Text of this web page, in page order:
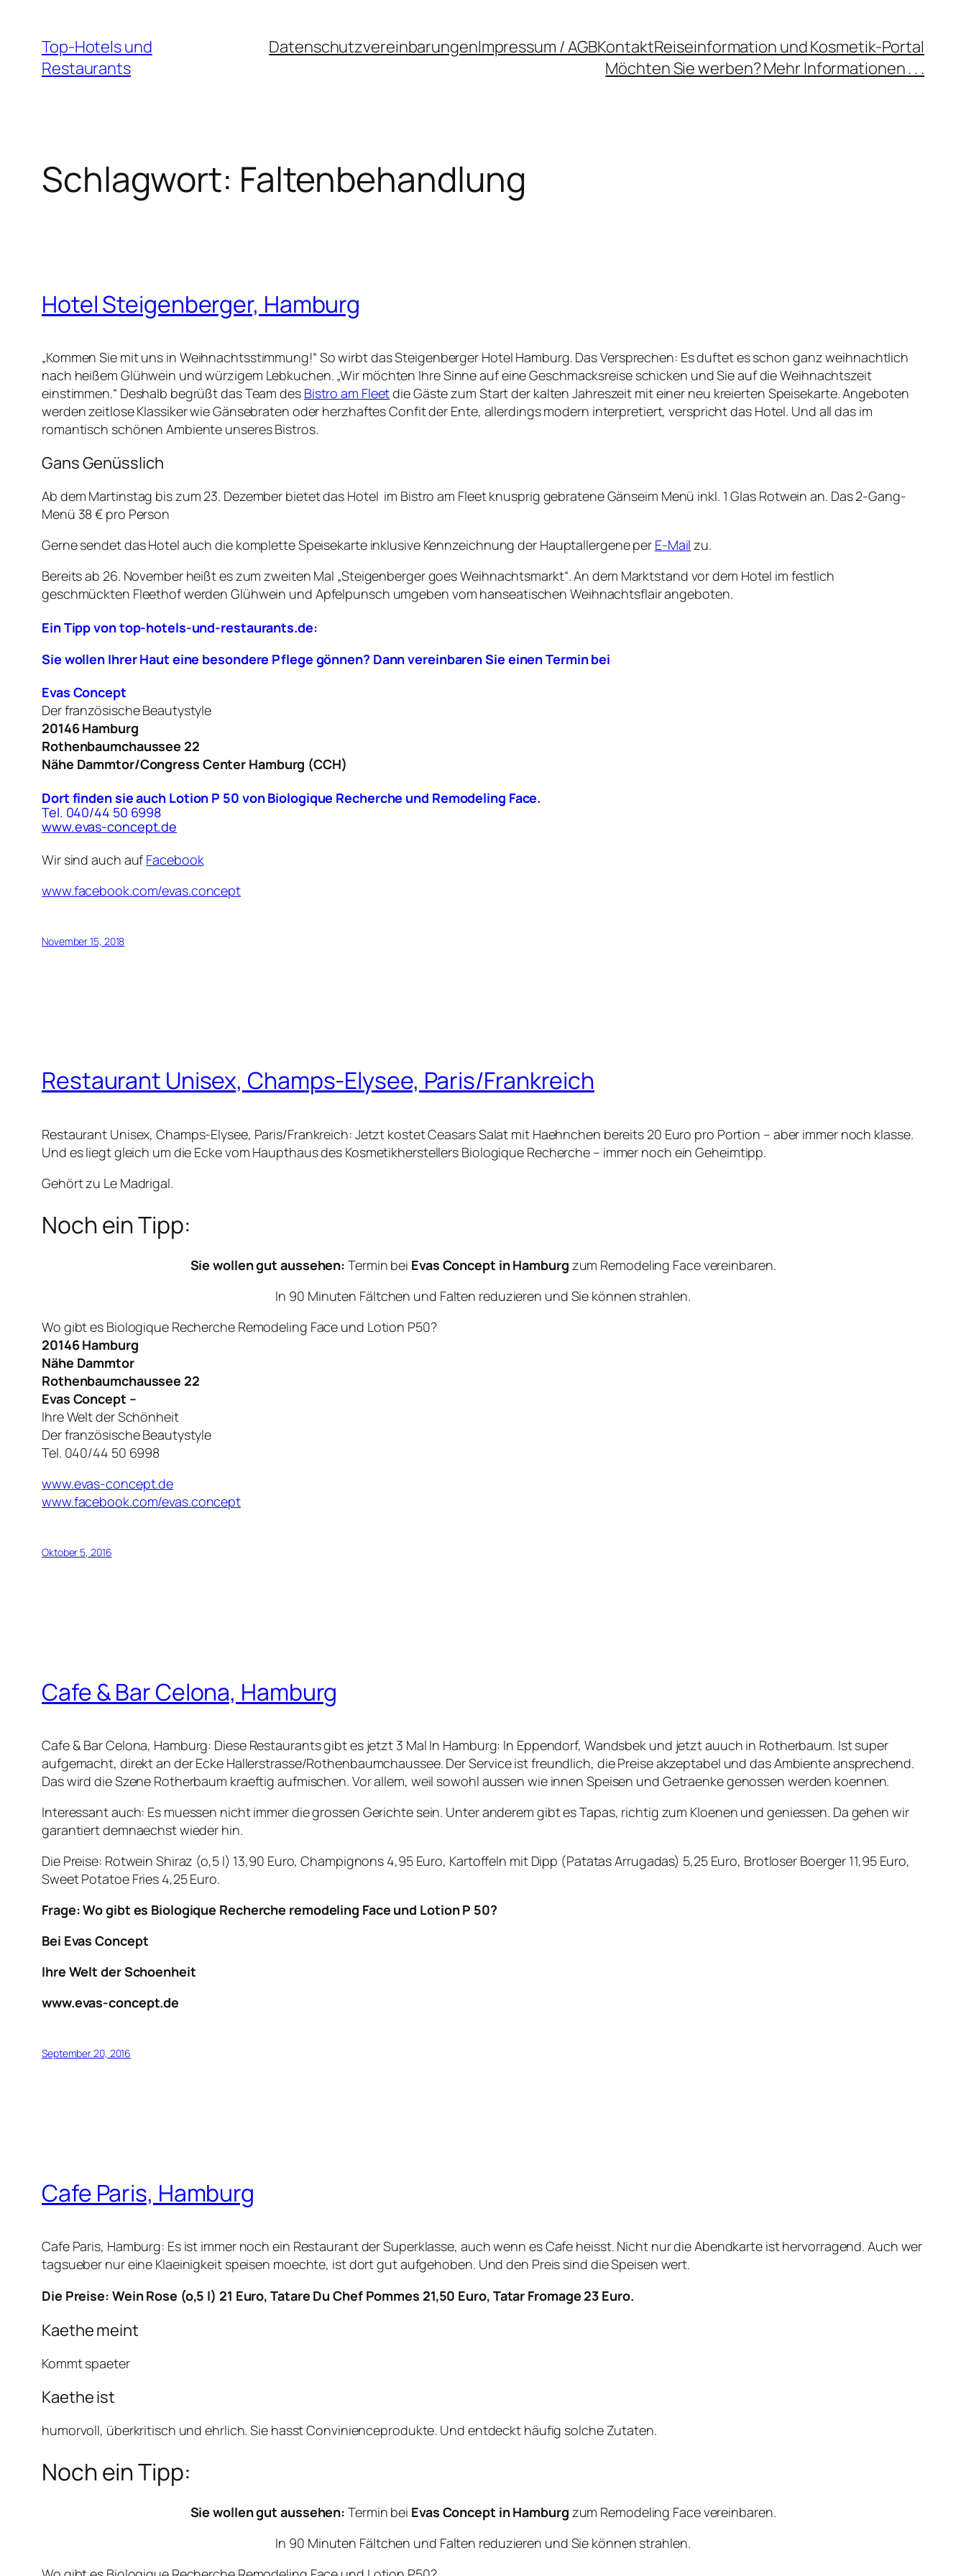
Inhalt
springen
Top-Hotels und
Restaurants
DatenschutzvereinbarungenImpressum / AGBKontaktReiseinformation und Kosmetik-Portal
Möchten Sie werben? Mehr Informationen . . .
Schlagwort: Faltenbehandlung
Hotel Steigenberger, Hamburg
„Kommen Sie mit uns in Weihnachtsstimmung!“ So wirbt dasSteigenberger Hotel Hamburg. Das Versprechen: Es duftet es schon ganz weihnachtlich
nach heißem Glühwein und würzigem Lebkuchen. „Wir möchten Ihre Sinne auf eine Geschmacksreise schicken und Sie auf die Weihnachtszeit
einstimmen.“ Deshalb begrüßt das Team des Bistro am Fleetdie Gäste zum Start der kalten Jahreszeit mit einer neu kreierten Speisekarte. Angeboten
werden zeitlose Klassiker wie Gänsebraten oder herzhaftes Confit der Ente, allerdings modern interpretiert, verspricht das Hotel. Und all das im
romantisch schönen Ambiente unseres Bistros.
Gans Genüsslich
Ab dem Martinstag bis zum 23. Dezember bietet das Hotel im Bistro am Fleet knusprig gebratene Gänseim Menü inkl. 1 Glas Rotwein an. Das 2-Gang-
Menü 38 € pro Person
Gerne sendet das Hotel auch die komplette Speisekarte inklusive Kennzeichnung der Hauptallergene per E-Mail zu.
Bereits ab 26. November heißt es zum zweiten Mal „Steigenberger goes Weihnachtsmarkt“. An dem Marktstand vor dem Hotel im festlich
geschmückten Fleethof werden Glühwein und Apfelpunsch umgeben vom hanseatischen Weihnachtsflair angeboten.
Ein Tipp von top-hotels-und-restaurants.de:
Sie wollen Ihrer Haut eine besondere Pflege gönnen? Dann vereinbaren Sie einen Terminbei
Evas Concept
Der französische Beautystyle
20146 Hamburg
Rothenbaumchaussee 22
Nähe Dammtor/Congress Center Hamburg (CCH)
Dort finden sie auch Lotion P 50 vonBiologique Recherche und Remodeling Face.
Tel. 040/44 50 6998
www.evas-concept.de
Wir sind auch auf Facebook
www.facebook.com/evas.concept
November 15, 2018
Restaurant Unisex, Champs-Elysee, Paris/Frankreich
Restaurant Unisex, Champs-Elysee, Paris/Frankreich: Jetzt kostet Ceasars Salat mit Haehnchen bereits 20 Euro pro Portion – aber immer noch klasse.
Und es liegt gleich um die Ecke vom Haupthaus des Kosmetikherstellers Biologique Recherche – immer noch ein Geheimtipp.
Gehört zu Le Madrigal.
Noch ein Tipp:
Sie wollen gut aussehen: Termin bei Evas Concept in Hamburg zum Remodeling Face vereinbaren.
In 90 Minuten Fältchen und Falten reduzieren und Sie können strahlen.
Wo gibt es Biologique Recherche Remodeling Face und Lotion P50?
20146 Hamburg
Nähe Dammtor
Rothenbaumchaussee 22
Evas Concept –
Ihre Welt der Schönheit
Der französische Beautystyle
Tel. 040/44 50 6998
www.evas-concept.de
www.facebook.com/evas.concept
Oktober 5, 2016
Cafe & Bar Celona, Hamburg
Cafe & Bar Celona, Hamburg: Diese Restaurants gibt es jetzt 3 Mal In Hamburg: In Eppendorf, Wandsbek und jetzt auuch in Rotherbaum. Ist super
aufgemacht, direkt an der Ecke Hallerstrasse/Rothenbaumchaussee. Der Service ist freundlich, die Preise akzeptabel und das Ambiente ansprechend.
Das wird die Szene Rotherbaum kraeftig aufmischen. Vor allem, weil sowohl aussen wie innen Speisen und Getraenke genossen werden koennen.
Interessant auch: Es muessen nicht immer die grossen Gerichte sein. Unter anderem gibt es Tapas, richtig zum Kloenen und geniessen. Da gehen wir
garantiert demnaechst wieder hin.
Die Preise: Rotwein Shiraz (o,5 l) 13,90 Euro, Champignons 4,95 Euro, Kartoffeln mit Dipp (Patatas Arrugadas) 5,25 Euro, Brotloser Boerger 11,95 Euro,
Sweet Potatoe Fries 4,25 Euro.
Frage: Wo gibt es Biologique Recherche remodeling Face und Lotion P 50?
Bei Evas Concept
Ihre Welt der Schoenheit
www.evas-concept.de
September 20, 2016
Cafe Paris, Hamburg
Cafe Paris, Hamburg: Es ist immer noch ein Restaurant der Superklasse, auch wenn es Cafe heisst. Nicht nur die Abendkarte ist hervorragend. Auch wer
tagsueber nur eine Klaeinigkeit speisen moechte, ist dort gut aufgehoben. Und den Preis sind die Speisen wert.
Die Preise: Wein Rose (o,5 l) 21 Euro, Tatare Du Chef Pommes 21,50 Euro, Tatar Fromage 23 Euro.
Kaethe meint
Kommt spaeter
Kaethe ist
humorvoll, überkritisch und ehrlich. Sie hasst Convinienceprodukte. Und entdeckt häufig solche Zutaten.
Noch ein Tipp:
Sie wollen gut aussehen: Termin bei Evas Concept in Hamburg zum Remodeling Face vereinbaren.
In 90 Minuten Fältchen und Falten reduzieren und Sie können strahlen.